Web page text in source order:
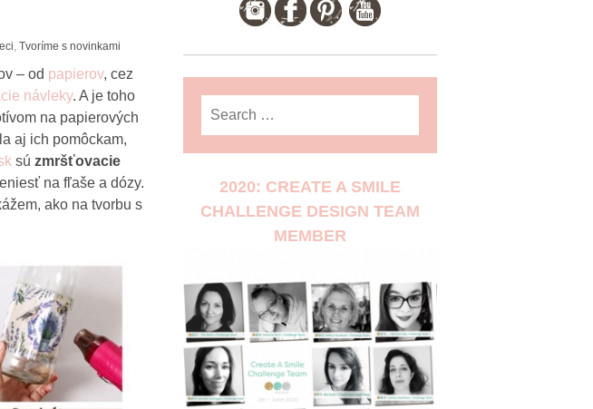
Tvoríme s novinkami
– od papierov, cez
návleky. A je toho
na papierových
aj ich pomôckam,
sú zmršťovacie
na fľaše a dózy.
ako na tvorbu s
2020: CREATE A SMILE
CHALLENGE DESIGN TEAM
MEMBER